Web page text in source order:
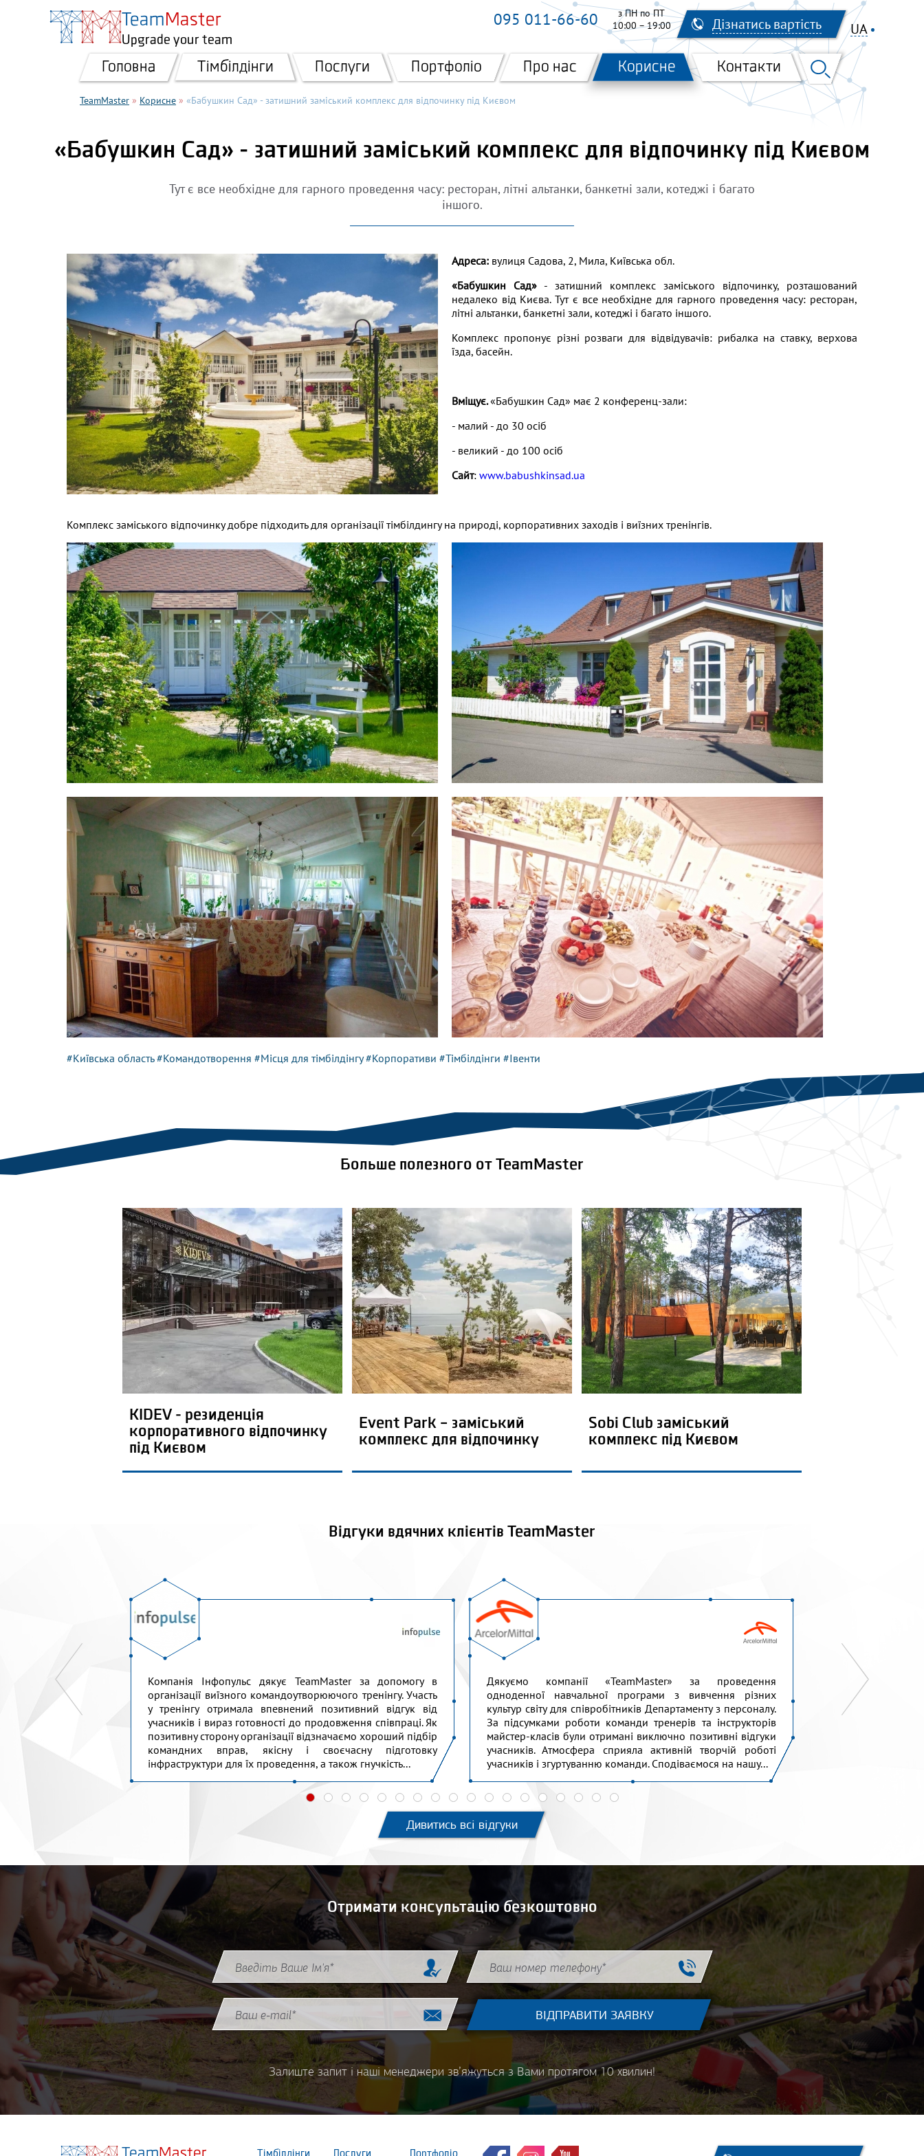
Перейти до основного вмісту
TeamMaster
Upgrade your team
EN
RU
UA
Дізнатись вартість
095 011-66-60
з ПН по ПТ
10:00 – 19:00
Головна Тімбілдінги Послуги Портфоліо Про нас Корисне Контакти
TeamMaster » Корисне » «Бабушкин Сад» - затишний заміський комплекс для відпочинку під Києвом
«Бабушкин Сад» - затишний заміський комплекс для відпочинку під Києвом
Тут є все необхідне для гарного проведення часу: ресторан, літні альтанки, банкетні зали, котеджі і багато
іншого.
Адреса: вулиця Садова, 2, Мила, Київська обл.
«Бабушкин Сад» - затишний комплекс заміського відпочинку, розташований
недалеко від Києва. Тут є все необхідне для гарного проведення часу: ресторан,
літні альтанки, банкетні зали, котеджі і багато іншого.
Комплекс пропонує різні розваги для відвідувачів: рибалка на ставку, верхова
їзда, басейн.
Вміщує.«Бабушкин Сад» має 2 конференц-зали:
- малий - до 30 осіб
- великий - до 100 осіб
Сайт: www.babushkinsad.ua
Комплекс заміського відпочинку добре підходить для організації тімбілдингу на природі, корпоративних заходів і виїзних тренінгів.
#Київська область #Командотворення #Місця для тімбілдінгу #Корпоративи #Тімбілдінги #Івенти
Больше полезного от TeamMaster
KIDEV - резиденція
корпоративного відпочинку
під Києвом
Event Park – заміський
комплекс для відпочинку
Sobi Club заміський
комплекс під Києвом
Відгуки вдячних клієнтів TeamMaster
одноденний
Команда
тренінгу під
поставилася до
співробітники
Компанія Інфопульс дякує TeamMaster за допомогу в
організації виїзного командоутворюючого тренінгу. Участь
у тренінгу отримала впевнений позитивний відгук від
учасників і вираз готовності до продовження співпраці. Як
позитивну сторону організації відзначаємо хороший підбір
командних вправ, якісну і своєчасну підготовку
інфраструктури для їх проведення, а також гнучкість...
Дякуємо компанії «TeamMaster» за проведення
одноденної навчальної програми з вивчення різних
культур світу для співробітників Департаменту з персоналу.
За підсумками роботи команди тренерів та інструкторів
майстер-класів були отримані виключно позитивні відгуки
учасників. Атмосфера сприяла активній творчій роботі
учасників і згуртуванню команди. Сподіваємося на нашу...
Висловлюємо
проведення
Дивитись всі відгуки
Отримати консультацію безкоштовно
Залиште запит і наші менеджери зв’яжуться з Вами протягом 10 хвилин!